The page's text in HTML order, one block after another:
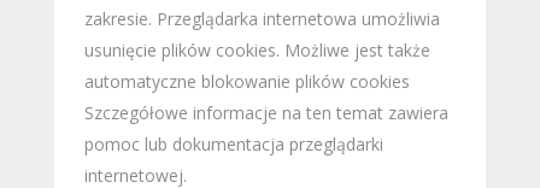
zakresie. Przeglądarka internetowa umożliwia
usunięcie plików cookies. Możliwe jest także
automatyczne blokowanie plików cookies
Szczegółowe informacje na ten temat zawiera
pomoc lub dokumentacja przeglądarki
internetowej.